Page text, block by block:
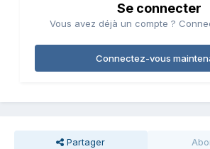
Se connecter
Vous avez déjà un compte ?
Connectez-vous
Partager